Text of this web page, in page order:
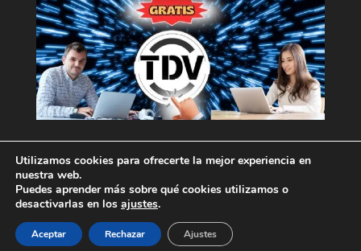
Diseñado por HMGdigitalonline --
Utilizamos cookies para ofrecerte la mejor experiencia en
nuestra web.
Puedes aprender más sobre qué cookies utilizamos o
desactivarlas en los ajustes.
Aceptar Rechazar Ajustes
¿Necesitas ayuda?
Marisa Se ha inscrito a uno de nuestros cursos desde Perú